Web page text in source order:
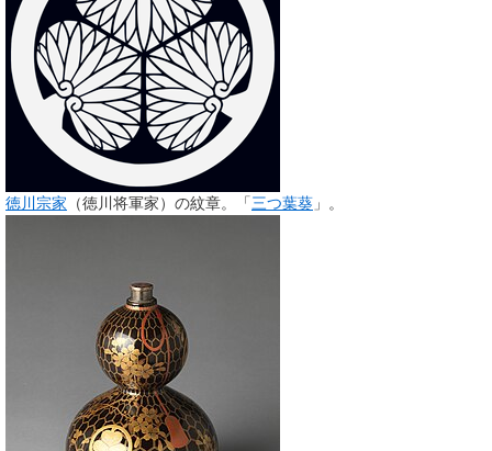
徳川宗家 （徳川将軍家）の紋章。「三つ葉葵 」。